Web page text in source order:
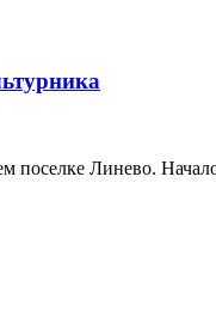
Линево.